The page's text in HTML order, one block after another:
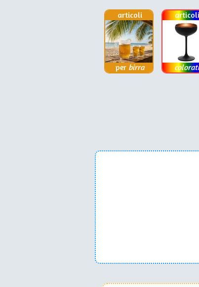
articoli
per birra
articoli